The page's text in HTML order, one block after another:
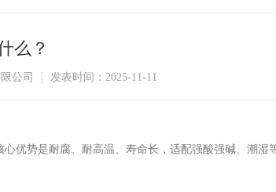
么？
公司 发表时间：2025-11-11
优势是耐腐、耐高温、寿命长，适配强酸强碱、潮湿